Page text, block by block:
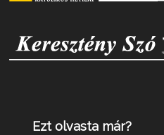
Ezt olvasta már?